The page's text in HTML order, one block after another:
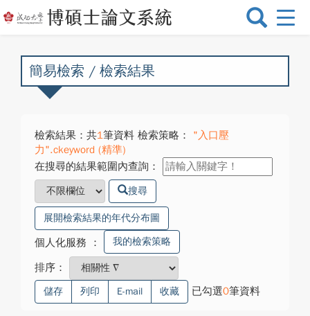
選
換
簡易檢索 / 檢索結果
檢索結果：共1筆資料 檢索策略：
"入口壓
力".ckeyword (精準)
在搜尋的結果範圍內查詢：
搜尋
展開檢索結果的年代分布圖
個人化服務 ： 我的檢索策略
排序：
儲存 列印 E-mail 收藏 已勾選0筆資料